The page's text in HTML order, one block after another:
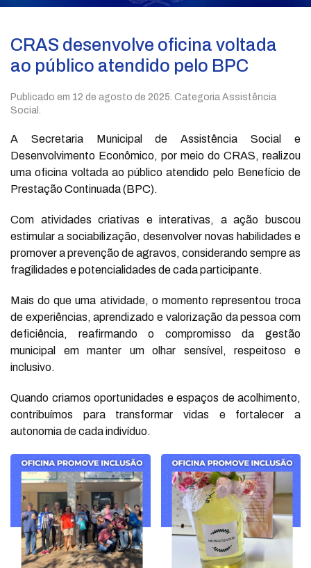
CRAS desenvolve oficina voltada
ao público atendido pelo BPC
Publicado em 12 de agosto de 2025 . Categoria Assistência
Social.
A Secretaria Municipal de Assistência Social e
Desenvolvimento Econômico, por meio do CRAS, realizou
uma oficina voltada ao público atendido pelo Benefício de
Prestação Continuada (BPC).
Com atividades criativas e interativas, a ação buscou
estimular a sociabilização, desenvolver novas habilidades e
promover a prevenção de agravos, considerando sempre as
fragilidades e potencialidades de cada participante.
Mais do que uma atividade, o momento representou troca
de experiências, aprendizado e valorização da pessoa com
deficiência, reafirmando o compromisso da gestão
municipal em manter um olhar sensível, respeitoso e
inclusivo.
Quando criamos oportunidades e espaços de acolhimento,
contribuímos para transformar vidas e fortalecer a
autonomia de cada indivíduo.